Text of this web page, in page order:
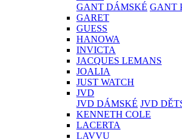
GANT DÁMSKÉ GANT
GARET
GUESS
HANOWA
INVICTA
JACQUES LEMANS
JOALIA
JUST WATCH
JVD
JVD DÁMSKÉ JVD
KENNETH COLE
LACERTA
LAVVU